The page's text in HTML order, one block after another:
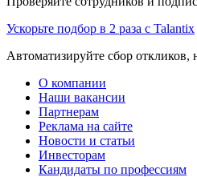
Ускорьте подбор в 2 раза с Talantix
Автоматизируйте сбор откликов,
О компании
Наши вакансии
Партнерам
Реклама на сайте
Новости и статьи
Инвесторам
Кандидаты по профессиям